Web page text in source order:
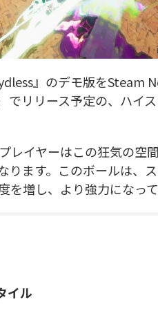
』のデモ版をSteam
でリリース予定の、ハイ
レイヤーはこの狂気の空
ます。このボールは、
増し、より強力になって
イル